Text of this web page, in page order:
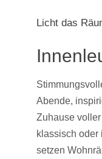
Licht das
Abende,
Zuhause
klassisch oder
setzen